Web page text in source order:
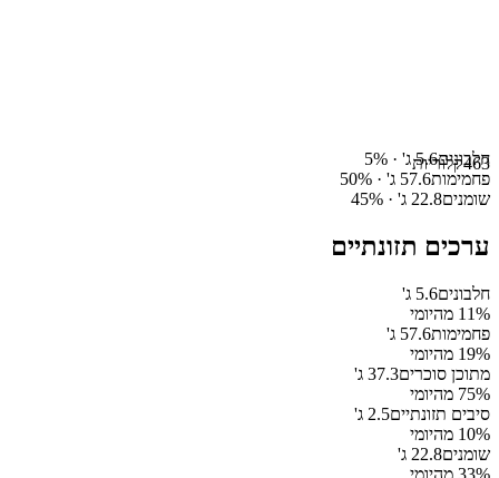
463קלוריותחלבונים5.6ג' · 5%
פחמימות57.6 ג' · 50%
שומנים22.8 ג' · 45%
ערכים תזונתיים
חלבונים5.6 ג'
11% מהיומי
פחמימות57.6 ג'
19% מהיומי
מתוכן סוכרים37.3 ג'
75% מהיומי
סיבים תזונתיים2.5 ג'
10% מהיומי
שומנים22.8 ג'
33% מהיומי